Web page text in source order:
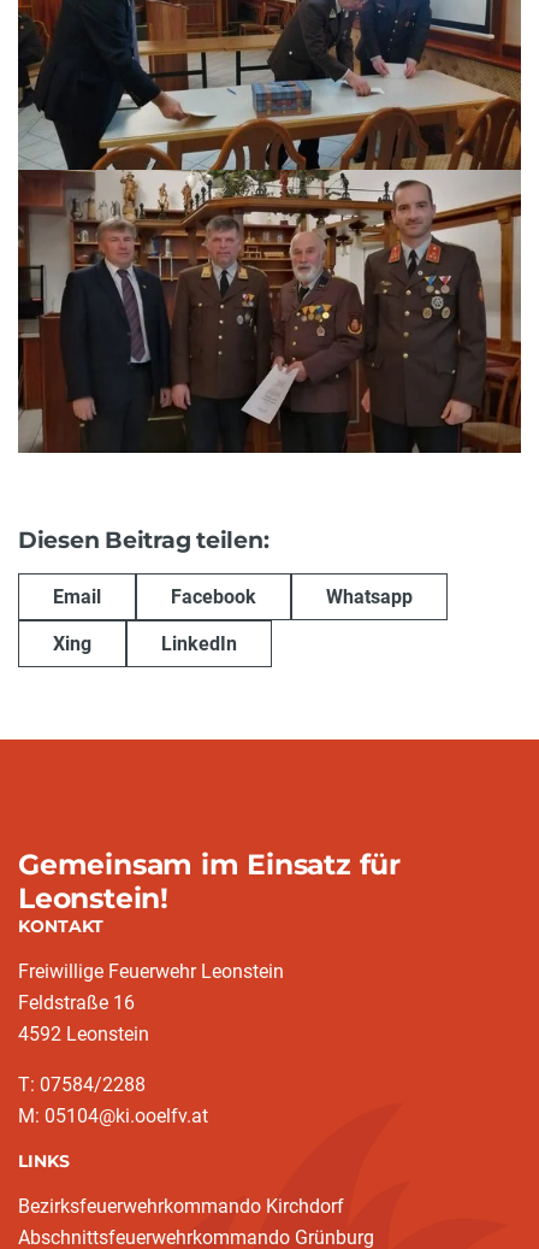
Diesen Beitrag teilen:
Email Facebook Whatsapp
Xing LinkedIn
Gemeinsam im Einsatz für
Leonstein!
KONTAKT
Freiwillige Feuerwehr Leonstein
Feldstraße 16
4592 Leonstein
T: 07584/2288
M: 05104@ki.ooelfv.at
LINKS
Bezirksfeuerwehrkommando Kirchdorf
Abschnittsfeuerwehrkommando Grünburg